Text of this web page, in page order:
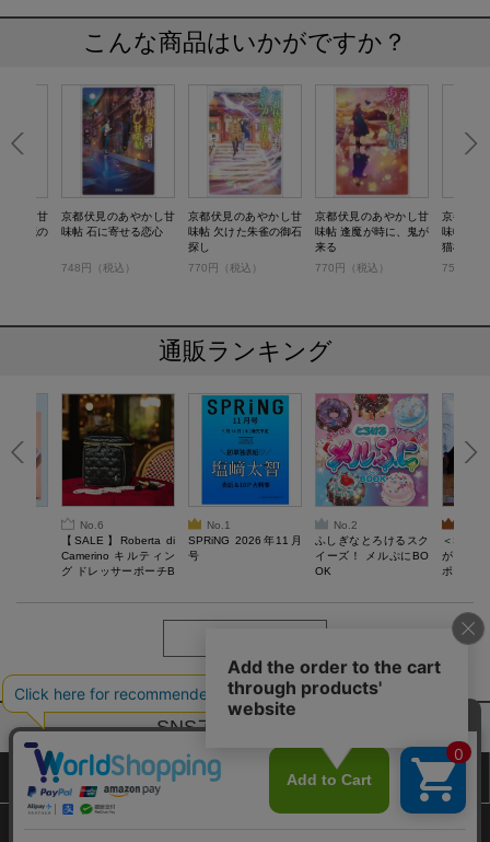
こんな商品はいかがですか？
やかし甘
、賀茂の
京都伏見のあやかし甘
味帖 石に寄せる恋心
748円（税込）
京都伏見のあやかし甘
味帖 欠けた朱雀の御石
探し
770円（税込）
京都伏見のあやかし甘
味帖 逢魔が時に、鬼が
来る
770円（税込）
京都伏見
味帖 糸
猫様
750円（
通販ランキング
No.6
【SALE】Roberta di
Camerino キルティン
グ ドレッサーポーチB
No.1
SPRiNG 2026年11月
号
No.2
ふしぎなとろけるスク
イーズ！ メルぷにBO
OK
＜SALE
がある
ポーチ
SNSアカウントー覧
サイトマップ 公式通販ご利用ガイド